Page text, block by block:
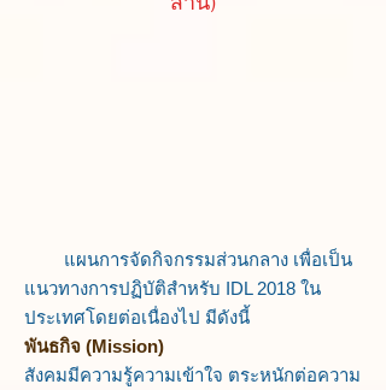
แผนการจัดกิจกรรมส่วนกลาง เพื่อเป็น
แนวทางการปฏิบัติสำหรับ IDL 2018 ใน
ประเทศโดยต่อเนื่องไป มีดังนี้
พันธกิจ (Mission)
สังคมมีความรู้ความเข้าใจ ตระหนักต่อความ